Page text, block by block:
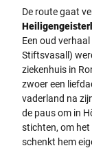
De route gaat
Een oud
Stiftsvasall)
ziekenhuis in
zwoer een
vaderland na
de paus om in
stichten, om het
schenkt hem